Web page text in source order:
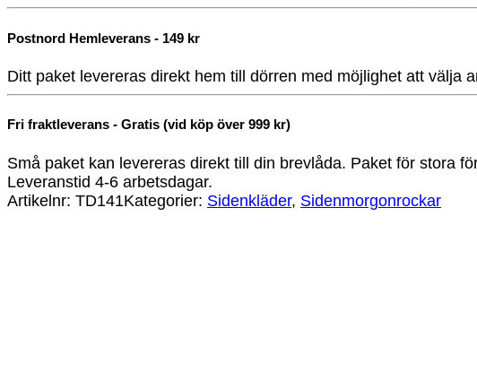
Postnord Hemleverans - 149 kr
Ditt paket levereras direkt hem till dörren med möjlighet att välja
Fri fraktleverans - Gratis (vid köp över 999 kr)
Små paket kan levereras direkt till din brevlåda. Paket för stora
Leveranstid 4-6 arbetsdagar.
Artikelnr: TD141Kategorier: Sidenkläder, Sidenmorgonrockar